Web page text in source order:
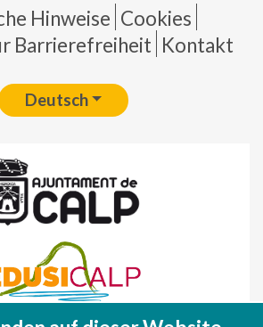
Pie de página
Hinweise Cookies
Barrierefreiheit Kontakt
Deutsch